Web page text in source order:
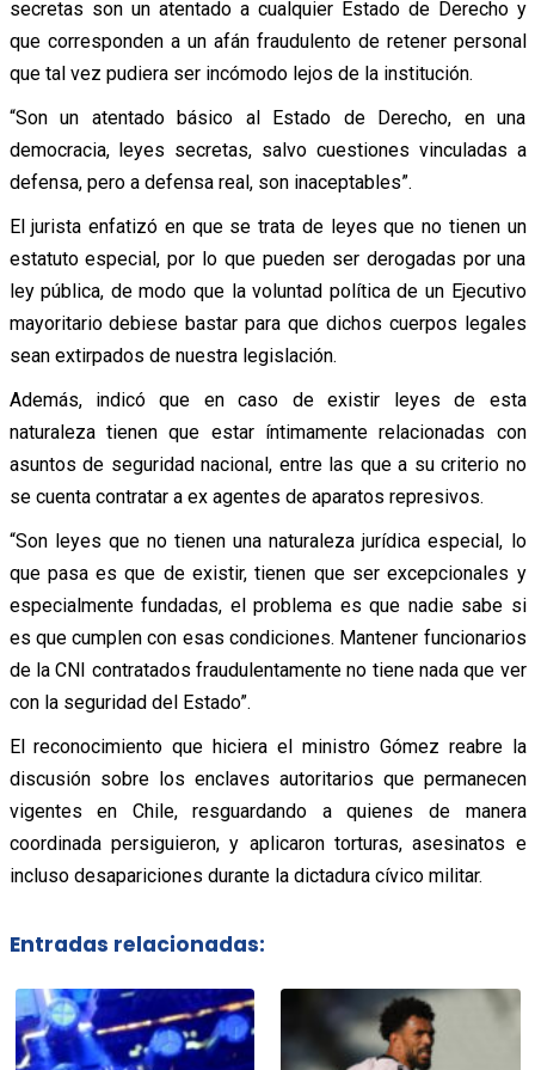
secretas son un atentado a cualquier Estado de Derecho y
que corresponden a un afán fraudulento de retener personal
que tal vez pudiera ser incómodo lejos de la institución.
“Son un atentado básico al Estado de Derecho, en una
democracia, leyes secretas, salvo cuestiones vinculadas a
defensa, pero a defensa real, son inaceptables”.
El jurista enfatizó en que se trata de leyes que no tienen un
estatuto especial, por lo que pueden ser derogadas por una
ley pública, de modo que la voluntad política de un Ejecutivo
mayoritario debiese bastar para que dichos cuerpos legales
sean extirpados de nuestra legislación.
Además, indicó que en caso de existir leyes de esta
naturaleza tienen que estar íntimamente relacionadas con
asuntos de seguridad nacional, entre las que a su criterio no
se cuenta contratar a ex agentes de aparatos represivos.
“Son leyes que no tienen una naturaleza jurídica especial, lo
que pasa es que de existir, tienen que ser excepcionales y
especialmente fundadas, el problema es que nadie sabe si
es que cumplen con esas condiciones. Mantener funcionarios
de la CNI contratados fraudulentamente no tiene nada que ver
con la seguridad del Estado”.
El reconocimiento que hiciera el ministro Gómez reabre la
discusión sobre los enclaves autoritarios que permanecen
vigentes en Chile, resguardando a quienes de manera
coordinada persiguieron, y aplicaron torturas, asesinatos e
incluso desapariciones durante la dictadura cívico militar.
Entradas relacionadas: